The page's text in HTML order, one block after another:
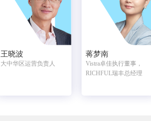
王晓波
大中华区运营负责人
蒋梦南
Vistra卓佳执行董事，
RICHFUL瑞丰总经理